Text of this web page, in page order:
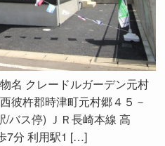
名 クレードルガーデン元村
彼杵郡時津町元村郷４５－
/バス停) ＪＲ長崎本線 高
7分 利用駅1 […]